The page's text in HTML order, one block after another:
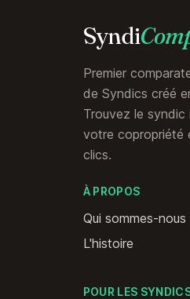
Syndi
Premier
de Syndics créé
Trouvez le syndic
votre copropriété
clics.
À PROPOS
Qui sommes-nous
L'histoire
POUR LES